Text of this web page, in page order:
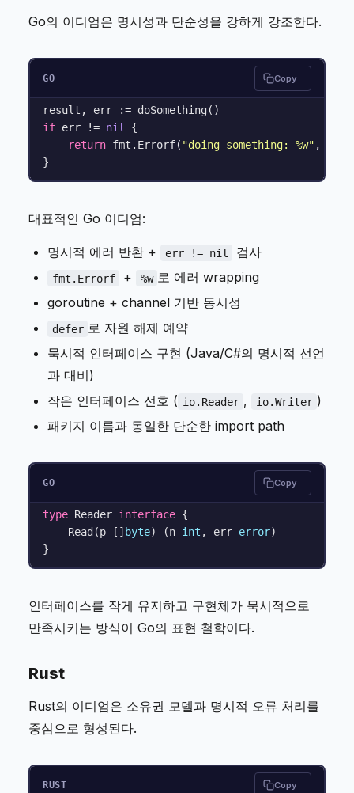
Go의 이디엄은 명시성과 단순성을 강하게 강조한다.
GO Copy
if err != nil {
return fmt.Errorf( "doing something: %w" , err)
대표적인 Go 이디엄:
명시적 에러 반환 + err != nil 검사
fmt.Errorf + %w 로 에러 wrapping
goroutine + channel 기반 동시성
defer 로 자원 해제 예약
묵시적 인터페이스 구현 (Java/C#의 명시적 선언
과 대비)
작은 인터페이스 선호 ( io.Reader , io.Writer )
패키지 이름과 동일한 단순한 import path
GO Copy
type Reader interface {
    Read(p []
byte) (n int , err error)
인터페이스를 작게 유지하고 구현체가 묵시적으로
만족시키는 방식이 Go의 표현 철학이다.
Rust
Rust의 이디엄은 소유권 모델과 명시적 오류 처리를
중심으로 형성된다.
RUST Copy